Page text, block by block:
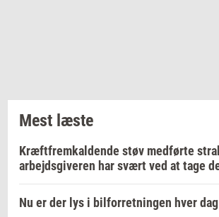
Mest læste
Kræftfremkaldende støv medførte
arbejdsgiveren har svært ved at tage
Nu er der lys i bilforretningen hver dag